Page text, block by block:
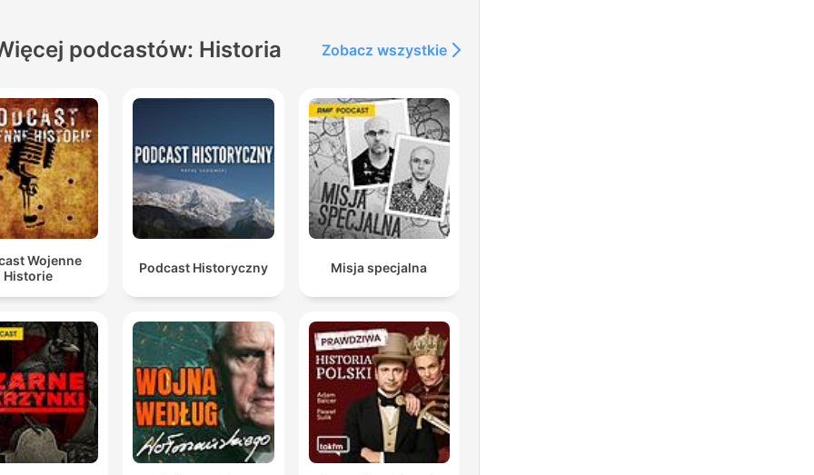
podcastów: Historia Zobacz wszystkie
Wojenne
Historie
Podcast Historyczny Misja specjalna